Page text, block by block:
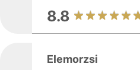
8.8
Elemorzsi